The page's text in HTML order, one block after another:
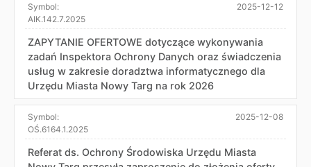
Symbol:
AIK.142.7.2025
2025-12-12
ZAPYTANIE OFERTOWE dotyczące wykonywania
zadań Inspektora Ochrony Danych oraz świadczenia
usług w zakresie doradztwa informatycznego dla
Urzędu Miasta Nowy Targ na rok 2026
Symbol:
OŚ.6164.1.2025
2025-12-08
Referat ds. Ochrony Środowiska Urzędu Miasta